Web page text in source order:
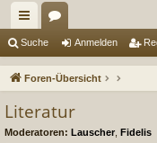
ch
ne en
Suche Anmelden
Foren-Übersicht
Literatur
Moderatoren: Lauscher Fidelis